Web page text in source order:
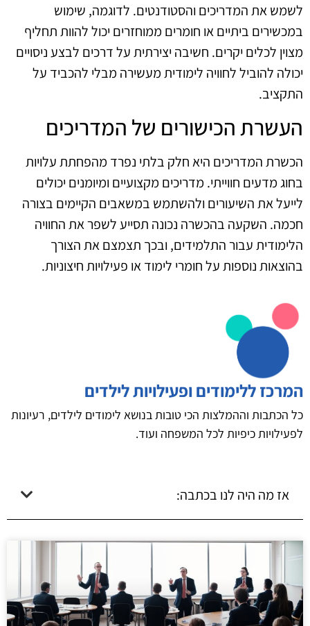
לשמש את המדריכים והסטודנטים. לדוגמה, שימוש
במכשירים ביתיים או חומרים ממוחזרים יכול להוות תחליף
מצוין לכלים יקרים. חשיבה יצירתית על דרכים לבצע ניסויים
יכולה להוביל לחוויה לימודית מעשירה מבלי להכביד על
התקציב.
העשרת הכישורים של המדריכים
הכשרת המדריכים היא חלק בלתי נפרד מהפחתת עלויות
בחוג מדעים חווייתי. מדריכים מקצועיים ומיומנים יכולים
לייעל את השיעורים ולהשתמש במשאבים הקיימים בצורה
חכמה. השקעה בהכשרה נכונה תסייע לשפר את החוויה
הלימודית עבור התלמידים, ובכך תצמצם את הצורך
בהוצאות נוספות על חומרי לימוד או פעילויות חיצוניות.
המרכז ללימודים ופעילויות לילדים
כל הכתבות וההמלצות הכי טובות בנושא לימודים לילדים, רעיונות
לפעילויות כיפיות לכל המשפחה ועוד.
אז מה היה לנו בכתבה: